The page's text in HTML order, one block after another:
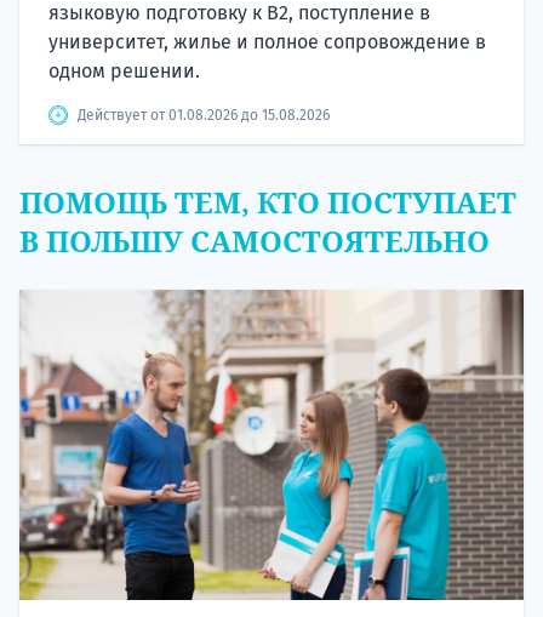
языковую подготовку к В2, поступление в
университет, жилье и полное сопровождение в
одном решении.
Действует от 01.08.2026 до 15.08.2026
ПОМОЩЬ ТЕМ, КТО ПОСТУПАЕТ
В ПОЛЬШУ САМОСТОЯТЕЛЬНО